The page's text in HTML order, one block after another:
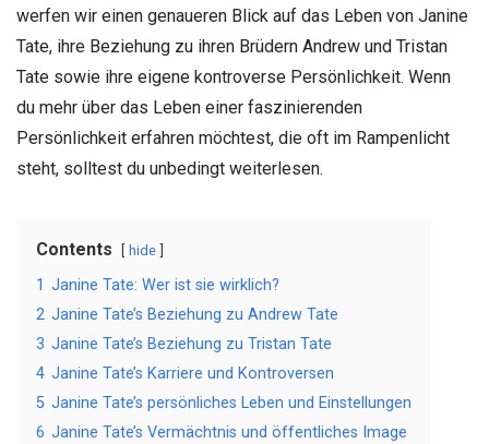
werfen wir einen genaueren Blick auf das Leben von Janine
Tate, ihre Beziehung zu ihren Brüdern Andrew und Tristan
Tate sowie ihre eigene kontroverse Persönlichkeit. Wenn
du mehr über das Leben einer faszinierenden
Persönlichkeit erfahren möchtest, die oft im Rampenlicht
steht, solltest du unbedingt weiterlesen.
Contents hide
1 Janine Tate: Wer ist sie wirklich?
2 Janine Tate’s Beziehung zu Andrew Tate
3 Janine Tate’s Beziehung zu Tristan Tate
4 Janine Tate’s Karriere und Kontroversen
5 Janine Tate’s persönliches Leben und Einstellungen
6 Janine Tate’s Vermächtnis und öffentliches Image